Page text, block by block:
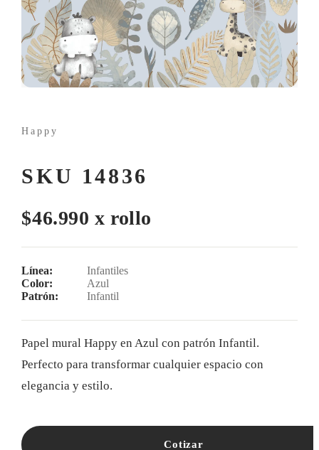
Happy
SKU 14836
$46.990 x rollo
Línea:
Infantiles
Color:
Azul
Patrón:
Infantil
Papel mural Happy en Azul con patrón Infantil.
Perfecto para transformar cualquier espacio con
elegancia y estilo.
Cotizar